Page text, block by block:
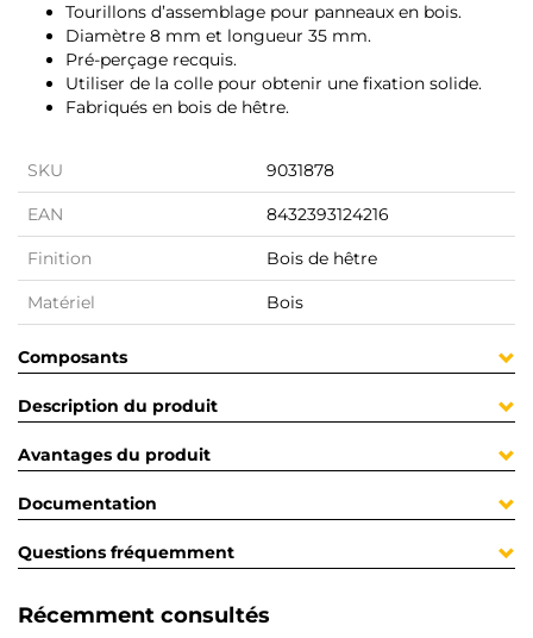
Tourillons d’assemblage pour panneaux en bois.
Diamètre 8 mm et longueur 35 mm.
Pré-perçage recquis.
Utiliser de la colle pour obtenir une fixation solide.
Fabriqués en bois de hêtre.
SKU 9031878
EAN 8432393124216
Finition Bois de hêtre
Matériel Bois
Composants
Description du produit
Avantages du produit
Documentation
Questions fréquemment
Récemment consultés